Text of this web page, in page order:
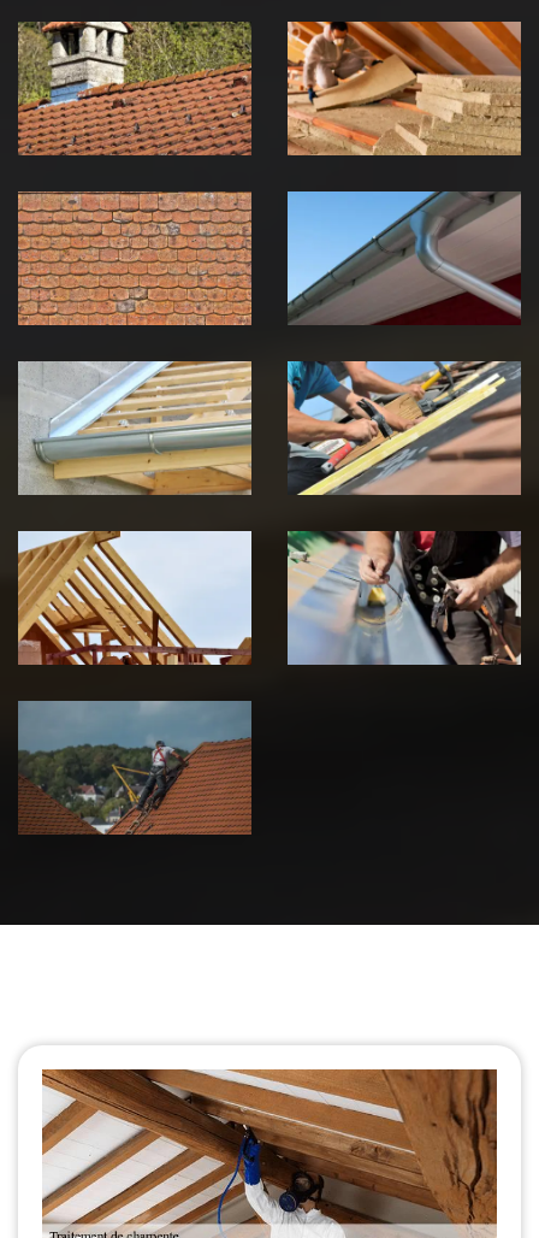
Couvreur
zingueur 39
Jura
Isolation de
toiture 39
Jura
démoussage de
toiture 39
Jura
pose de
gouttière 39
Jura
Pose de
Chéneau 39
Jura
Réparation de
toiture 39
Jura
Traitement de
charpente 39
Jura
Travaux de
zinguerie 39
Jura
Urgence fuite
de toiture 39
Jura